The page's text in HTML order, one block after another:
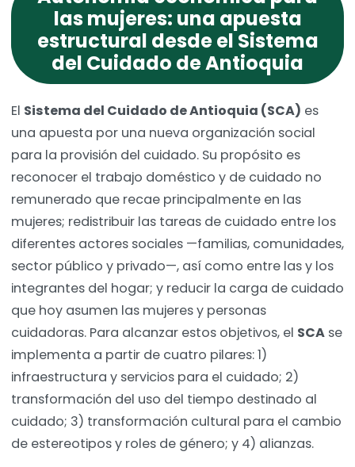
las mujeres: una apuesta
estructural desde el Sistema
del Cuidado de Antioquia
El Sistema del Cuidado de Antioquia (SCA) es
una apuesta por una nueva organización social
para la provisión del cuidado. Su propósito es
reconocer el trabajo doméstico y de cuidado no
remunerado que recae principalmente en las
mujeres; redistribuir las tareas de cuidado entre los
diferentes actores sociales —familias, comunidades,
sector público y privado—, así como entre las y los
integrantes del hogar; y reducir la carga de cuidado
que hoy asumen las mujeres y personas
cuidadoras. Para alcanzar estos objetivos, el SCA se
implementa a partir de cuatro pilares: 1)
infraestructura y servicios para el cuidado; 2)
transformación del uso del tiempo destinado al
cuidado; 3) transformación cultural para el cambio
de estereotipos y roles de género; y 4) alianzas.